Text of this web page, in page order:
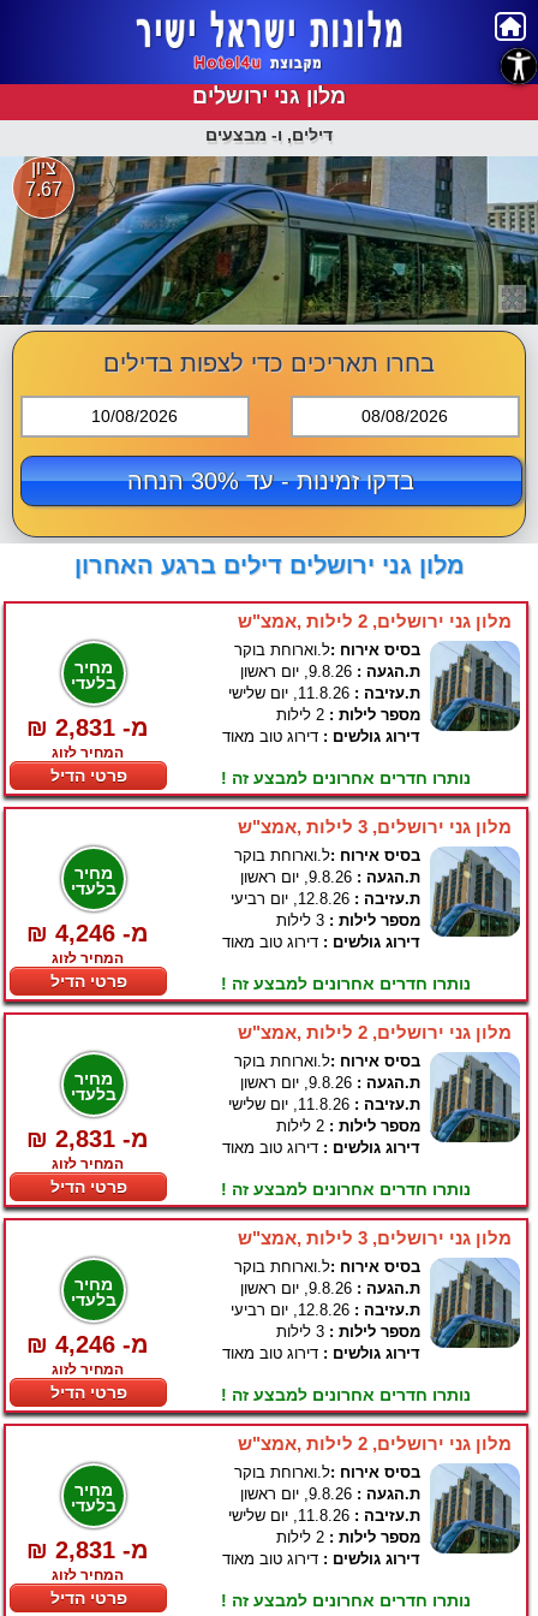
מלון גני ירושלים
דילים, ו- מבצעים
ציון
7.67
בחרו תאריכים כדי לצפות בדילים
10/08/2026 08/08/2026
בדקו זמינות - עד 30% הנחה
מלון גני ירושלים דילים ברגע האחרון
מלון גני ירושלים, 2 לילות ,אמצ"ש
מחיר
בלעדי
₪ 2,831 -מ
המחיר לזוג
פרטי הדיל
בסיס אירוח :ל.וארוחת בוקר
ת.הגעה :
ת.עזיבה :
מספר לילות :
דירוג גולשים : דירוג טוב מאוד
נותרו חדרים אחרונים למבצע זה !
מלון גני ירושלים, 3 לילות ,אמצ"ש
מחיר
בלעדי
₪ 4,246 -מ
המחיר לזוג
פרטי הדיל
בסיס אירוח :ל.וארוחת בוקר
ת.הגעה :
ת.עזיבה :
מספר לילות :
דירוג גולשים : דירוג טוב מאוד
נותרו חדרים אחרונים למבצע זה !
מלון גני ירושלים, 2 לילות ,אמצ"ש
מחיר
בלעדי
₪ 2,831 -מ
המחיר לזוג
פרטי הדיל
בסיס אירוח :ל.וארוחת בוקר
ת.הגעה :
ת.עזיבה :
מספר לילות :
דירוג גולשים : דירוג טוב מאוד
נותרו חדרים אחרונים למבצע זה !
מלון גני ירושלים, 3 לילות ,אמצ"ש
מחיר
בלעדי
₪ 4,246 -מ
המחיר לזוג
פרטי הדיל
בסיס אירוח :ל.וארוחת בוקר
ת.הגעה :
ת.עזיבה :
מספר לילות :
דירוג גולשים : דירוג טוב מאוד
נותרו חדרים אחרונים למבצע זה !
מלון גני ירושלים, 2 לילות ,אמצ"ש
מחיר
בלעדי
₪ 2,831 -מ
המחיר לזוג
פרטי הדיל
בסיס אירוח :ל.וארוחת בוקר
ת.הגעה :
ת.עזיבה :
מספר לילות :
דירוג גולשים : דירוג טוב מאוד
נותרו חדרים אחרונים למבצע זה !
נגישות